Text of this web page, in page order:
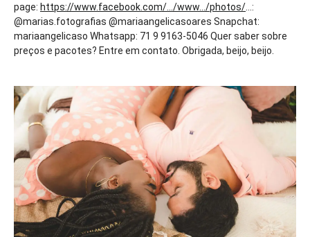
page: https://www.facebook.com/.../www.../photos/ ...:
@marias.fotografias @mariaangelicasoares Snapchat:
mariaangelicaso Whatsapp: 71 9 9163-5046 Quer saber sobre
preços e pacotes? Entre em contato. Obrigada, beijo, beijo.